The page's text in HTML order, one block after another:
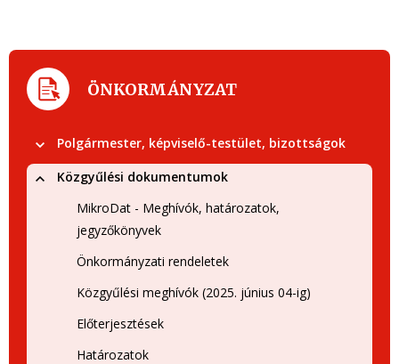
ÖNKORMÁNYZAT
Polgármester, képviselő-testület, bizottságok
Közgyűlési dokumentumok
MikroDat - Meghívók, határozatok,
jegyzőkönyvek
Önkormányzati rendeletek
Közgyűlési meghívók (2025. június 04-ig)
Előterjesztések
Határozatok